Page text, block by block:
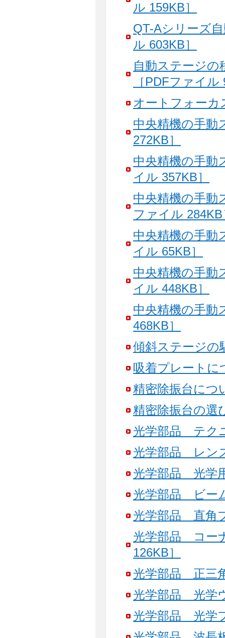
ル 159KB］
QT-Aシリーズ
ル 603KB］
自動ステージ
［PDFファイル
オートフォーカ
中央精機の手
272KB］
中央精機の手
イル 357KB］
中央精機の手
ファイル 284KB
中央精機の手
イル 65KB］
中央精機の手
イル 448KB］
中央精機の手
468KB］
傾斜ステージの
吸着プレートに
精密除振台につ
精密除振台の選
光学部品 テク
光学部品 レン
光学部品 光学
光学部品 ビー
光学部品 直角
光学部品 コー
126KB］
光学部品 正三
光学部品 光学
光学部品 光学